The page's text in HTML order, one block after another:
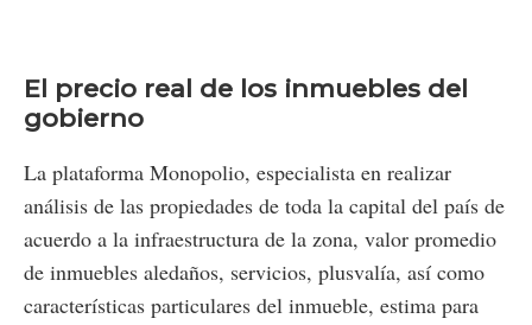
El precio real de los inmuebles del
gobierno
La plataforma Monopolio, especialista en realizar
análisis de las propiedades de toda la capital del país de
acuerdo a la infraestructura de la zona, valor promedio
de inmuebles aledaños, servicios, plusvalía, así como
características particulares del inmueble, estima para